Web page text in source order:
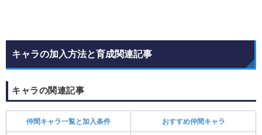
キャラの加入方法と育成関連記事
キャラの関連記事
仲間キャラ一覧と加入条件 おすすめ仲間キャラ